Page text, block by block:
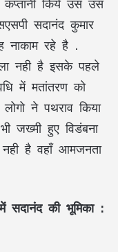
सदानंद कुमार
रहे है .
नही है इसके पहले
में मतांतरण को
ने पथराव किया
हुए विडंबना
है वहाँ आमजनता
की भूमिका :